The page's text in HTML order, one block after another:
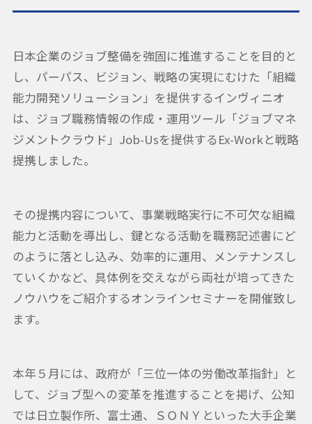
日本企業のジョブ整備を強固に推進することを目的と
し、パーパス、ビジョン、戦略の実現にむけた「組織
能力開発ソリューション」を提供するインヴィニオ
は、ジョブ職務情報の作成・運用ツール「ジョブマネ
ジメントクラウド」Job-Usを提供するEx-Workと戦略
提携しました。
その提携内容について、事業戦略実行に不可欠な組織
能力と活動を導出し、鍵となる活動を職務記述書にど
のように落とし込み、効率的に運用、メンテナンスし
ていくかなど、具体例を交えながら両社が培ってきた
ノウハウをご紹介するオンラインセミナーを開催致し
ます。
本年５月には、政府が「三位一体の労働改革指針」と
して、ジョブ型への変革を推進することを掲げ、公知
では日立製作所、富士通、ＳＯＮＹといった大手企業